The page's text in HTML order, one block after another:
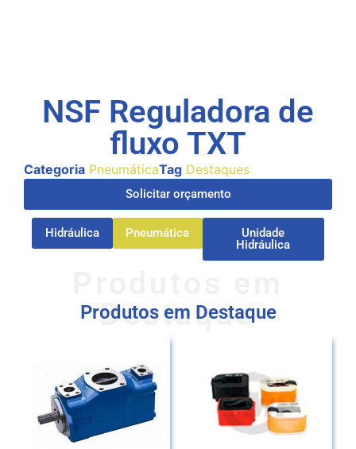
NSF Reguladora de
fluxo TXT
Categoria PneumáticaTag Destaques
Solicitar orçamento
Hidráulica Pneumática
Unidade
Hidráulica
Destaque
Produtos em Destaque